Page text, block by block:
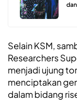
Selain KSM,
Researchers
menjadi ujung
menciptakan
dalam bidang